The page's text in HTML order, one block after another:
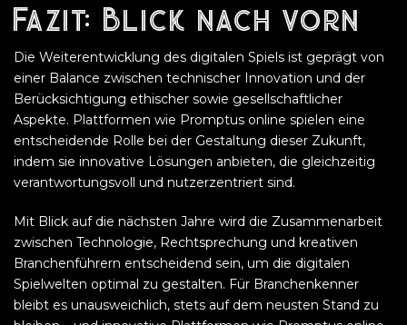
Fazit: Blick nach vorn
Die Weiterentwicklung des digitalen Spiels ist geprägt von
einer Balance zwischen technischer Innovation und der
Berücksichtigung ethischer sowie gesellschaftlicher
Aspekte. Plattformen wie Promptus online spielen eine
entscheidende Rolle bei der Gestaltung dieser Zukunft,
indem sie innovative Lösungen anbieten, die gleichzeitig
verantwortungsvoll und nutzerzentriert sind.
Mit Blick auf die nächsten Jahre wird die Zusammenarbeit
zwischen Technologie, Rechtsprechung und kreativen
Branchenführern entscheidend sein, um die digitalen
Spielwelten optimal zu gestalten. Für Branchenkenner
bleibt es unausweichlich, stets auf dem neusten Stand zu